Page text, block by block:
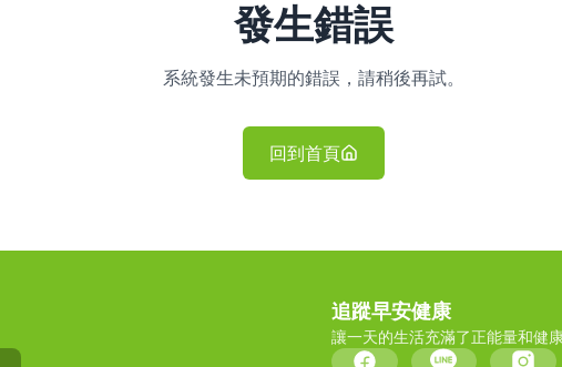
發生錯誤
系統發生未預期的錯誤，請稍後再試。
回到首頁
追蹤早安健康
讓一天的生活充滿了正能量和健